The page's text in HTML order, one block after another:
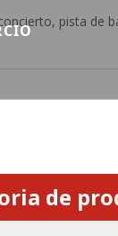
del armazón
pista de
de